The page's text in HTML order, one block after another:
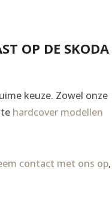
OP DE SKODA
keuze. Zowel onze
hardcover modellen
contact met ons op,